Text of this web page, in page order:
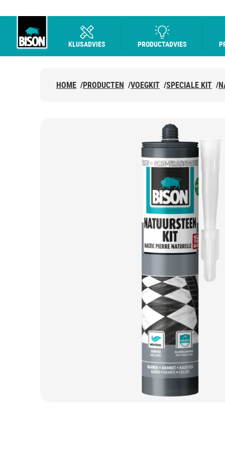
KLUSADVIES PRODUCTADVIES
HOME /PRODUCTEN /VOEGKIT /SPECIALE KIT /